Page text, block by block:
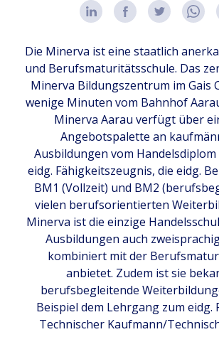
Die Minerva ist eine staatlich
und Berufsmaturitätsschule. Das
Minerva Bildungszentrum im Gais
wenige Minuten vom Bahnhof
Minerva Aarau verfügt über
Angebotspalette an
Ausbildungen vom Handelsdiplom
eidg. Fähigkeitszeugnis, die eidg.
BM1 (Vollzeit) und BM2
vielen berufsorientierten
Minerva ist die einzige
Ausbildungen auch
kombiniert mit der
anbietet. Zudem ist sie
berufsbegleitende
Beispiel dem Lehrgang zum eidg.
Technischer Kaufmann/